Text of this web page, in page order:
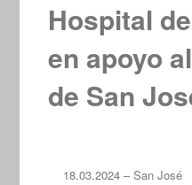
Hospital
en apoyo
de San
18.03.2024 – San José